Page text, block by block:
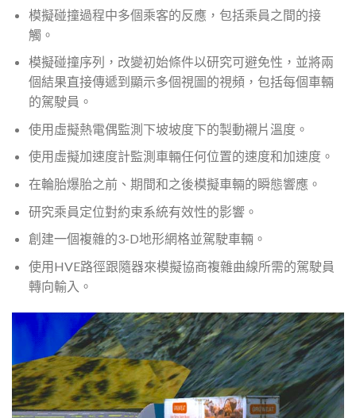
模擬碰撞過程中多個乘客的反應，包括乘員之間的接
觸。
模擬碰撞序列，改變初始條件以研究可避免性，並將兩
個結果直接傳遞到顯示多個視圖的視頻，包括每個車輛
的駕駛員。
使用虛擬熱電偶監測下坡坡度下的製動襯片溫度。
使用虛擬加速度計監測車輛任何位置的速度和加速度。
在輪胎爆胎之前、期間和之後模擬車輛的瞬態響應。
研究乘員定位對約束系統有效性的影響。
創建一個複雜的3-D地形網格並駕駛車輛。
使用HVE路徑跟隨器來模擬協商複雜曲線所需的駕駛員
轉向輸入。